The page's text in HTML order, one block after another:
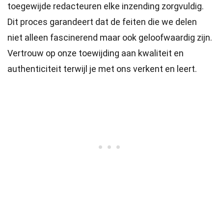
toegewijde redacteuren elke inzending zorgvuldig.
Dit proces garandeert dat de feiten die we delen
niet alleen fascinerend maar ook geloofwaardig zijn.
Vertrouw op onze toewijding aan kwaliteit en
authenticiteit terwijl je met ons verkent en leert.